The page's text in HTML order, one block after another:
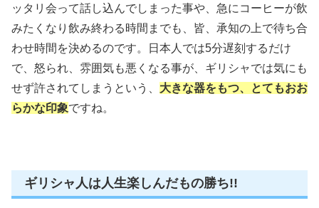
ッタリ会って話し込んでしまった事や、急にコーヒーが飲
みたくなり飲み終わる時間までも、皆、承知の上で待ち合
わせ時間を決めるのです。日本人では5分遅刻するだけ
で、怒られ、雰囲気も悪くなる事が、ギリシャでは気にも
せず許されてしまうという、 大きな器をもつ、とてもおお
らかな印象ですね。
ギリシャ人は人生楽しんだもの勝ち!!